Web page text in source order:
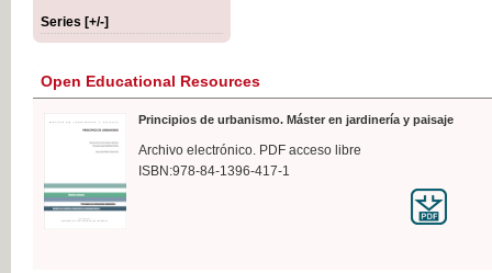
Series [+/-]
Open Educational Resources
Principios de urbanismo. Máster en jardinería y paisaje
Archivo electrónico. PDF acceso libre
ISBN:978-84-1396-417-1